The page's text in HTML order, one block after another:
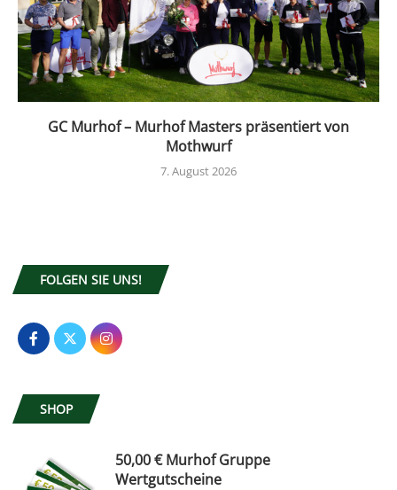
GC Murhof – Murhof Masters präsentiert von
Mothwurf
7. August 2026
FOLGEN SIE UNS!
SHOP
50,00 € Murhof Gruppe
Wertgutscheine